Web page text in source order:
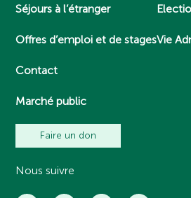
Séjours à l’étranger
Offres d’emploi et de stages
Contact
Marché public
Vie
Faire un don
Nous suivre